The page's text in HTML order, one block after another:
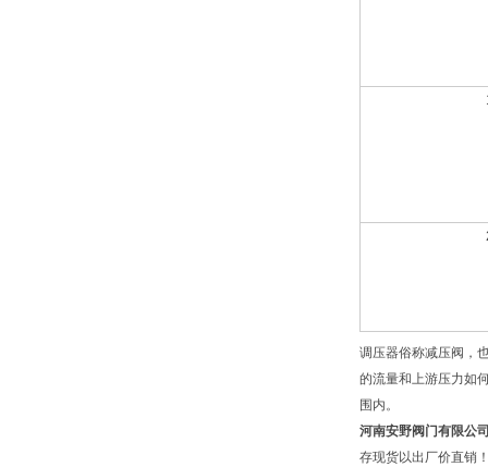
调压器俗称减压阀，
的流量和上游压力如
围内。
河南安野阀门有限公
存现货以出厂价直销